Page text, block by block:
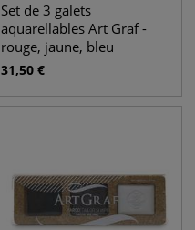
Set de 3 galets
aquarellables Art Graf -
rouge, jaune, bleu
31,50 €